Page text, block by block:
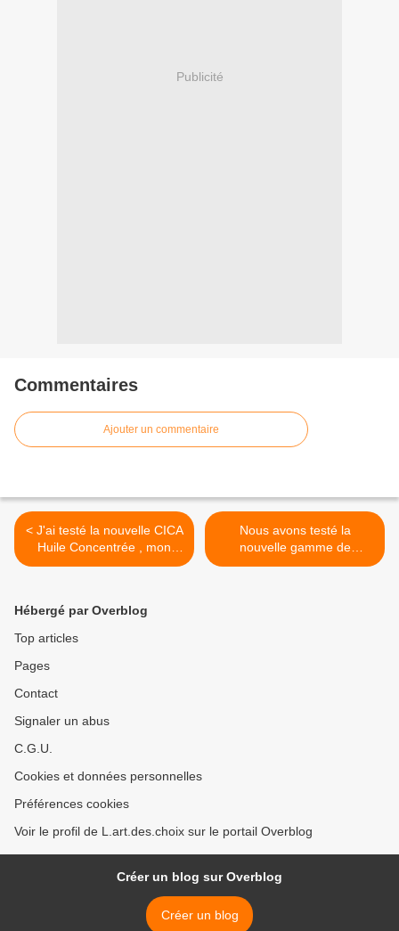
Publicité
Commentaires
Ajouter un commentaire
< J'ai testé la nouvelle CICA
Huile Concentrée , mon
avis !
Nous avons testé la
nouvelle gamme de
couches "Huggies Extra
Hébergé par Overblog
Top articles
Pages
Contact
Signaler un abus
C.G.U.
Cookies et données personnelles
Préférences cookies
Voir le profil de L.art.des.choix sur le portail Overblog
Créer un blog sur Overblog
Créer un blog